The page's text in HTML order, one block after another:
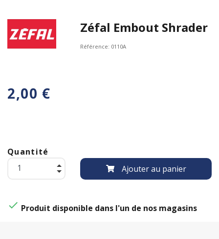
Zéfal Embout Shrader
Référence: 0110A
2,00 €
Quantité
Ajouter au panier
 Produit disponible dans l'un de nos magasins